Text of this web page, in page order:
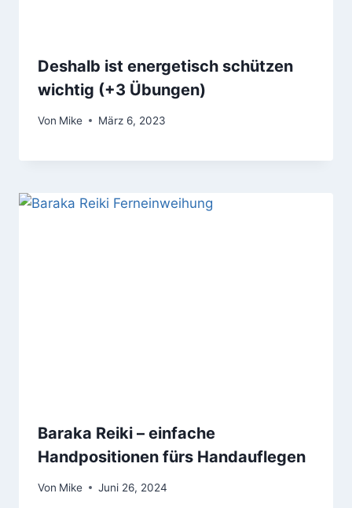
Deshalb ist energetisch schützen
wichtig (+3 Übungen)
Von Mike März 6, 2023
Baraka Reiki – einfache
Handpositionen fürs Handauflegen
Von Mike Juni 26, 2024